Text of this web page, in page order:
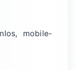
mobile-